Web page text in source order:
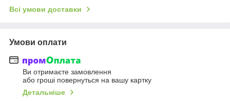
Всі умови доставки
Умови оплати
Ви отримаєте замовлення
або гроші повернуться на вашу картку
Детальніше